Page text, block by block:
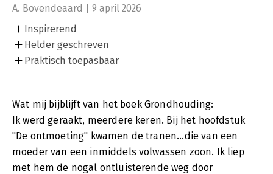
A. Bovendeaard | 9 april 2026
Inspirerend
Helder geschreven
Praktisch toepasbaar
Wat mij bijblijft van het boek Grondhouding:
Ik werd geraakt, meerdere keren. Bij het hoofdstuk
"De ontmoeting" kwamen de tranen...die van een
moeder van een inmiddels volwassen zoon. Ik liep
met hem de nogal ontluisterende weg door